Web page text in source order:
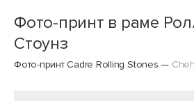
Фото-принт в раме
Стоунз
Фото-принт Cadre Rolling Stones —